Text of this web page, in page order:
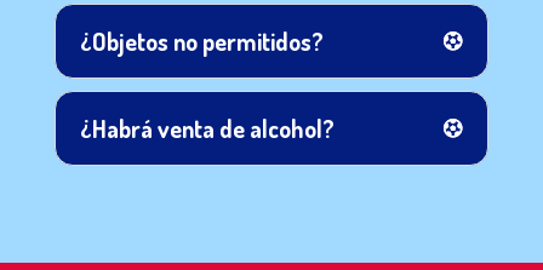
¿Objetos no permitidos?
¿Habrá venta de alcohol?